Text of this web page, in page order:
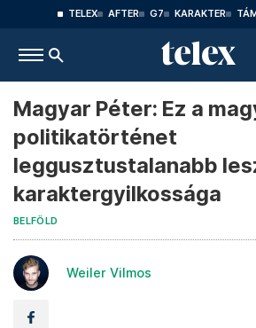
TELEX AFTER G7 KARAKTER
Magyar Péter: Ez a
politikatörténet
leggusztustalanabb
karaktergyilkossága
BELFÖLD
Weiler Vilmos